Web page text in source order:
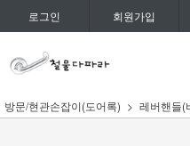
로그인 회원가입
방문/현관손잡이(도어록) 레버핸들(